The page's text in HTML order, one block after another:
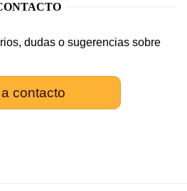
dudas o sugerencias sobre
a contacto